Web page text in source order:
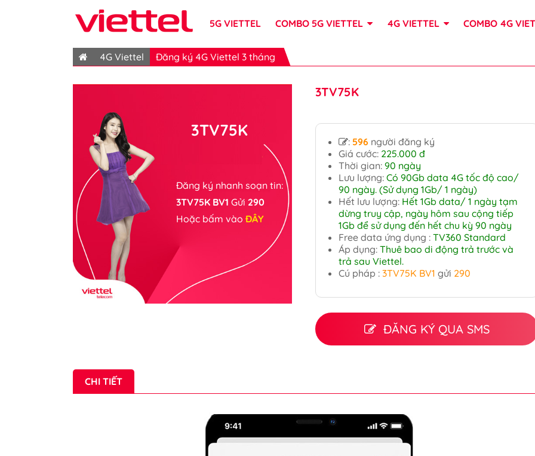
5G VIETTEL COMBO 5G VIETTEL 4G VIETTEL COMBO 4G
4G Viettel Đăng ký 4G Viettel 3 tháng
3TV75K
Đăng ký nhanh soạn tin:
3TV75K BV1 Gửi 290
Hoặc bấm vào ĐÂY
3TV75K
: 596người đăng ký
Giá cước: 225.000 đ
Thời gian: 90 ngày
Lưu lượng:Có 90Gb data 4G tốc độ cao/
90 ngày. (Sử dụng 1Gb/ 1 ngày)
Hết lưu lượng: Hết 1Gb data/ 1 ngày tạm
dừng truy cập, ngày hôm sau cộng tiếp
1Gb để sử dụng đến hết chu kỳ 90 ngày
Free data ứng dụng : TV360 Standard
Áp dụng: Thuê bao di động trả trước và
trả sau Viettel.
Cú pháp : 3TV75K BV1 gửi 290
ĐĂNG KÝ QUA SMS
CHI TIẾT